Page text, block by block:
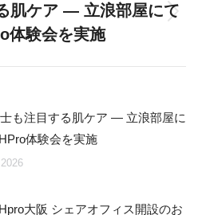
Next
post:
肌ケア ― 立浪部屋にて
体験会を実施
も注目する肌ケア ― 立浪部屋に
体験会を実施
大阪 シェアオフィス開設のお